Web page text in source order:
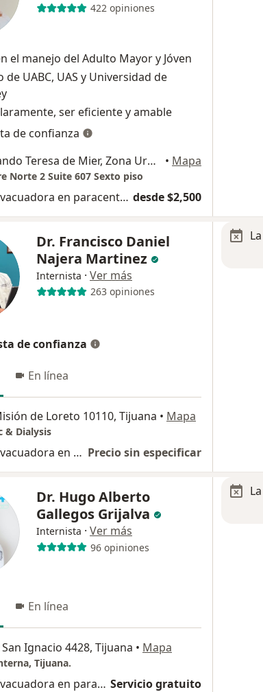
422 opiniones
el manejo del Adulto Mayor y Jóven
de UABC, UAS y Universidad de
ser eficiente y amable
de confianza
Fray Servando Teresa de Mier, Zona Urbana Rio Tijuana, Tijuana
• Mapa
Norte 2 Suite 607 Sexto piso
Punción evacuadora en paracentesis desde $2,500
Dr. Francisco Daniel
Najera Martinez
Internista · Ver más
263 opiniones
de confianza
En línea
de Loreto 10110, Tijuana • Mapa
& Dialysis
Punción evacuadora en paracentesis Precio sin especificar
Dr. Hugo Alberto
Gallegos Grijalva
Internista · Ver más
96 opiniones
En línea
Ignacio 4428, Tijuana • Mapa
Tijuana.
Punción evacuadora en paracentesis Servicio gratuito